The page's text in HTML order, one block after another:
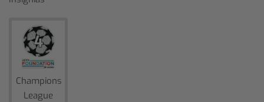
Champions
League